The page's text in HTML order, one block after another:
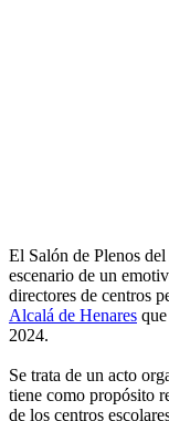
El Salón de Plenos
escenario de un
directores de centros
Alcalá de Henares
2024.
Se trata de un acto
tiene como propósito
de los centros